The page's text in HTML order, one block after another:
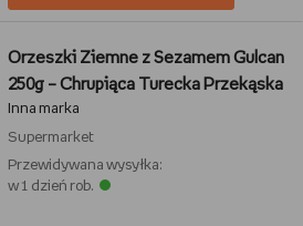
Orzeszki Ziemne z Sezamem Gulcan
250g – Chrupiąca Turecka Przekąska
Inna marka
Supermarket
Przewidywana wysyłka:
w 1 dzień rob.